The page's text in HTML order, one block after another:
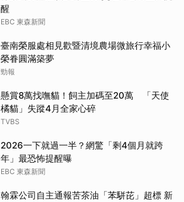
醒
EBC 東森新聞
臺南榮服處相見歡暨清境農場微旅行幸福小
榮眷圓滿築夢
勁報
懸賞8萬找嘸貓！飼主加碼至20萬 「天使
橘貓」失蹤4月全家心碎
TVBS
2026一下就過一半？網驚「剩4個月就跨
年」最恐怖提醒曝
EBC 東森新聞
翰霖公司自主通報苦茶油「苯駢芘」超標 新